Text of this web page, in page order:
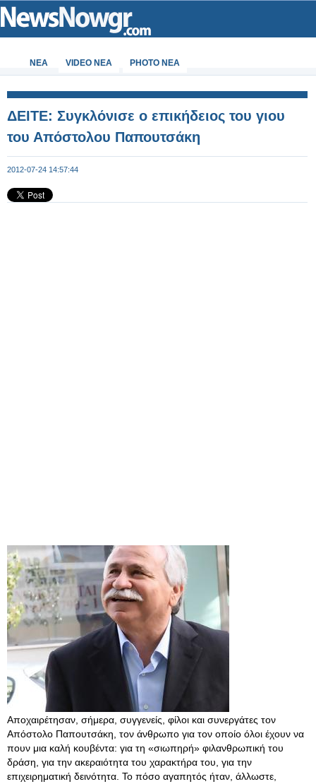
ΝΕΑ VIDEO NEA PHOTO NEA
ΔΕΙΤΕ: Συγκλόνισε ο επικήδειος του γιου
του Απόστολου Παπουτσάκη
2012-07-24 14:57:44
Αποχαιρέτησαν, σήμερα, συγγενείς, φίλοι και συνεργάτες τον
Απόστολο Παπουτσάκη, τον άνθρωπο για τον οποίο όλοι έχουν να
πουν μια καλή κουβέντα: για τη «σιωπηρή» φιλανθρωπική του
δράση, για την ακεραιότητα του χαρακτήρα του, για την
επιχειρηματική δεινότητα. Το πόσο αγαπητός ήταν, άλλωστε,